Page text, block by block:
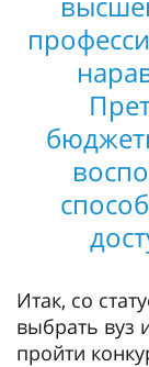
Итак, со
выбрать вуз
пройти